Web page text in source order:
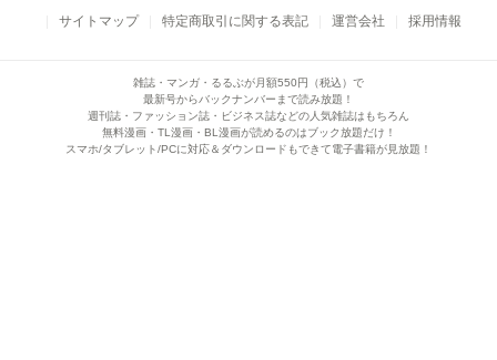
サイトマップ
特定商取引に関する表記 運営会社 採用情報
雑誌・マンガ・るるぶが月額550円（税込）で
最新号からバックナンバーまで読み放題！
週刊誌・ファッション誌・ビジネス誌などの人気雑誌はもちろん
無料漫画・TL漫画・BL漫画が読めるのはブック放題だけ！
スマホ/タブレット/PCに対応＆ダウンロードもできて電子書籍が見放題！